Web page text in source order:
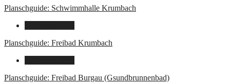
Planschguide: Schwimmhalle Krumbach
Planschguide: Freibad Krumbach
Planschguide: Freibad Burgau (Gsundbrunnenbad)